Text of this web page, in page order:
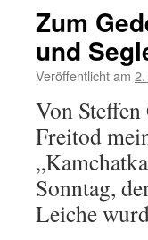
Zum
und
Veröffentlicht am
Von
Freitod
Sonntag,
Leiche